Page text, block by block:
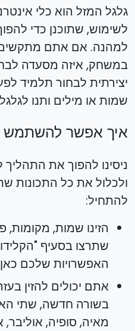
גלגל המזל הוא כלי
לשימוש, שתוכנן כדי
למהנה. אם אתם מתקשים
במשחק, איזה מסעדה
יצירתית לבחור תלמיד
שמות או מילים ותנו
איך אפשר להשתמש
ניסינו להפוך את
ולכלול את כל התכונות
להתחיל:
הזינו שמות, מקומות,
שתרצו בסעיף
האפשרויות שלכם
אתם יכולים להזין
בשורה חדשה, שתי
מאיה, סופיה,